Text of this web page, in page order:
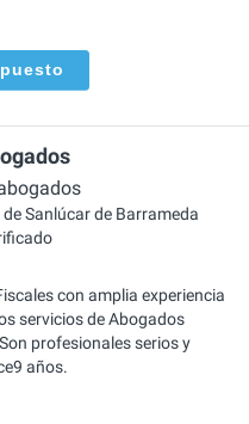
Sanlúcar de Barrameda
con amplia experiencia
servicios de Abogados
profesionales serios y
años.